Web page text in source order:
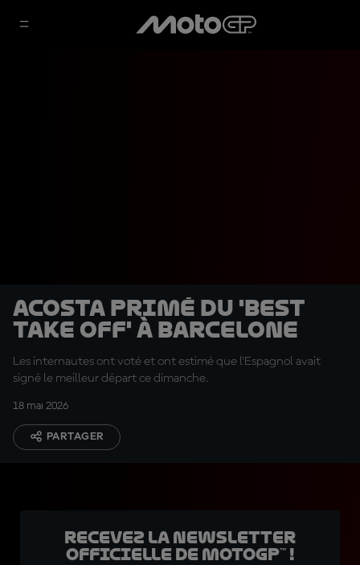
Acosta primé du 'Best
Take Off' à Barcelone
Les internautes ont voté et ont estimé que l'Espagnol avait
signé le meilleur départ ce dimanche.
18 mai 2026
PARTAGER
Recevez la Newsletter
officielle de MotoGP™ !